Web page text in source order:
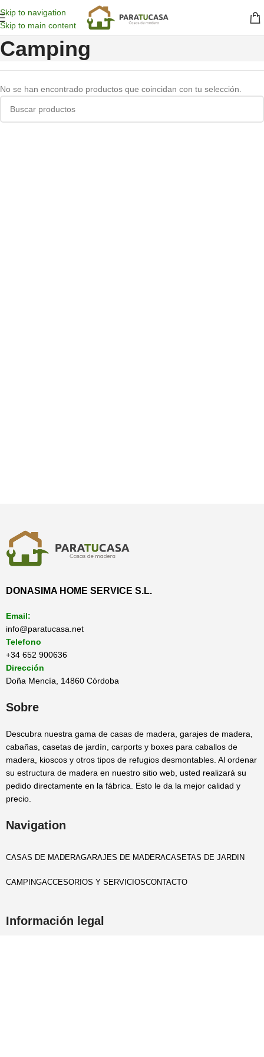
Skip to navigation
Skip to main content
Camping
No se han encontrado productos que coincidan con tu selección.
DONASIMA HOME SERVICE S.L.
Email:
info@paratucasa.net
Telefono
+34 652 900636
Dirección
Doña Mencía, 14860 Córdoba
Sobre
Descubra nuestra gama de casas de madera, garajes de madera,
cabañas, casetas de jardín, carports y boxes para caballos de
madera, kioscos y otros tipos de refugios desmontables. Al ordenar
su estructura de madera en nuestro sitio web, usted realizará su
pedido directamente en la fábrica. Esto le da la mejor calidad y
precio.
Navigation
CASAS DE MADERAGARAJES DE MADERACASETAS DE JARDIN
CAMPINGACCESORIOS Y SERVICIOSCONTACTO
Información legal